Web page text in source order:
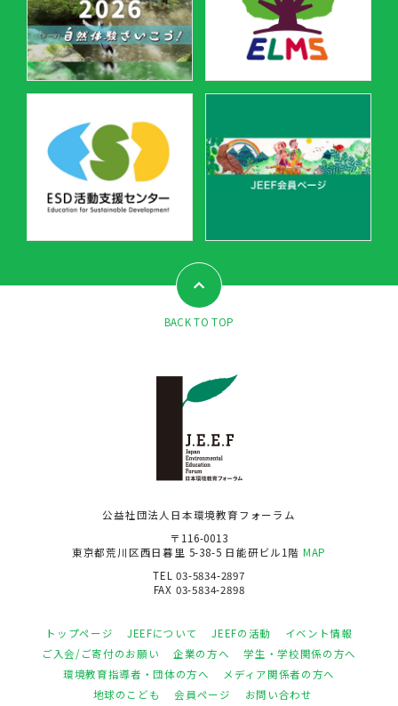
BACK TO TOP
公益社団法人日本環境教育フォーラム
〒116-0013
東京都荒川区西日暮里 5-38-5 日能研ビル1階 MAP
TEL 03-5834-2897
FAX 03-5834-2898
トップページ JEEFについて JEEFの活動
イベント情報
ご入会/ご寄付のお願い
企業の方へ
学生・学校関係の方へ
環境教育指導者・団体の方へ
メディア関係者の方へ
地球のこども
会員ページ お問い合わせ